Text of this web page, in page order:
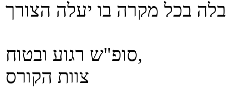
סופ"ש רגוע ובטוח,
צוות הקורס